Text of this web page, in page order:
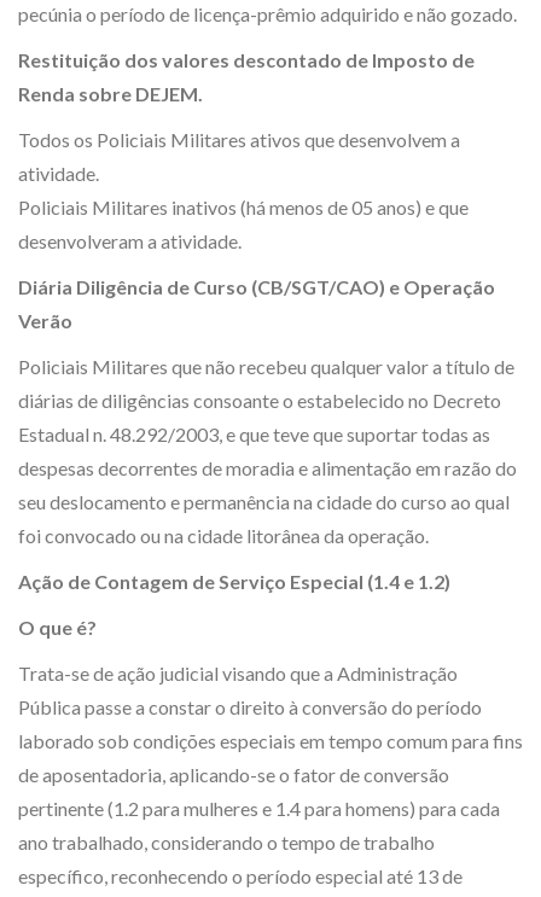
pecúnia o período de licença-prêmio adquirido e não gozado.
Restituição dos valores descontado de Imposto de
Renda sobre DEJEM.
Todos os Policiais Militares ativos que desenvolvem a
atividade.
Policiais Militares inativos (há menos de 05 anos) e que
desenvolveram a atividade.
Diária Diligência de Curso (CB/SGT/CAO) e Operação
Verão
Policiais Militares que não recebeu qualquer valor a título de
diárias de diligências consoante o estabelecido no Decreto
Estadual n. 48.292/2003, e que teve que suportar todas as
despesas decorrentes de moradia e alimentação em razão do
seu deslocamento e permanência na cidade do curso ao qual
foi convocado ou na cidade litorânea da operação.
Ação de Contagem de Serviço Especial (1.4 e 1.2)
O que é?
Trata-se de ação judicial visando que a Administração
Pública passe a constar o direito à conversão do período
laborado sob condições especiais em tempo comum para fins
de aposentadoria, aplicando-se o fator de conversão
pertinente (1.2 para mulheres e 1.4 para homens) para cada
ano trabalhado, considerando o tempo de trabalho
específico, reconhecendo o período especial até 13 de